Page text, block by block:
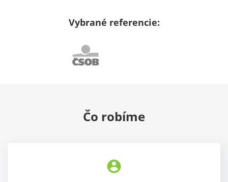
Vybrané referencie:
Čo robíme
account_circle